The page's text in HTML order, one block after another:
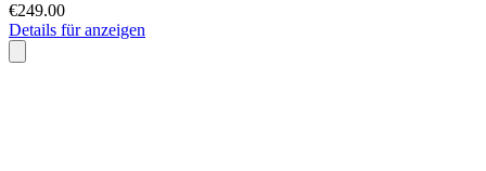
€249.00
Details für anzeigen